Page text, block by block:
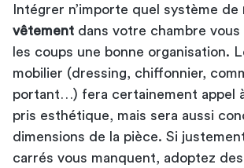
Intégrer n’importe quel système de
vêtement dans votre chambre vous
les coups une bonne organisation.
mobilier (dressing, chiffonnier,
portant…) fera certainement appel
pris esthétique, mais sera aussi
dimensions de la pièce. Si
carrés vous manquent, adoptez
en bois
rangement des
vos enfants
rangement des vêtements
vêtements rangement de vos
d’extérieur
vos vêtements
les
hommes
des vêtements
boîtes de rangement où glisser vos